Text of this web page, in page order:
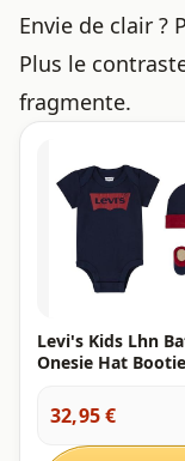
Envie de clair ?
Plus le
fragmente.
Levi's Kids Lhn
Onesie Hat
Mois
32,95 €